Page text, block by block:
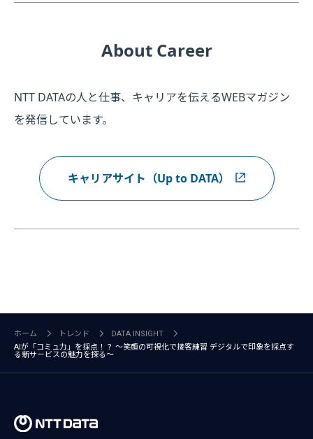
About Career
NTT DATAの人と仕事、キャリアを伝えるWEBマガジン
を発信しています。
キャリアサイト（Up to DATA）
ホーム トレンド
DATA INSIGHT
AIが「コミュ力」を採点！？ ～笑顔の可視化で接客練習 デジタルで印象を採点す
る新サービスの魅力を探る～